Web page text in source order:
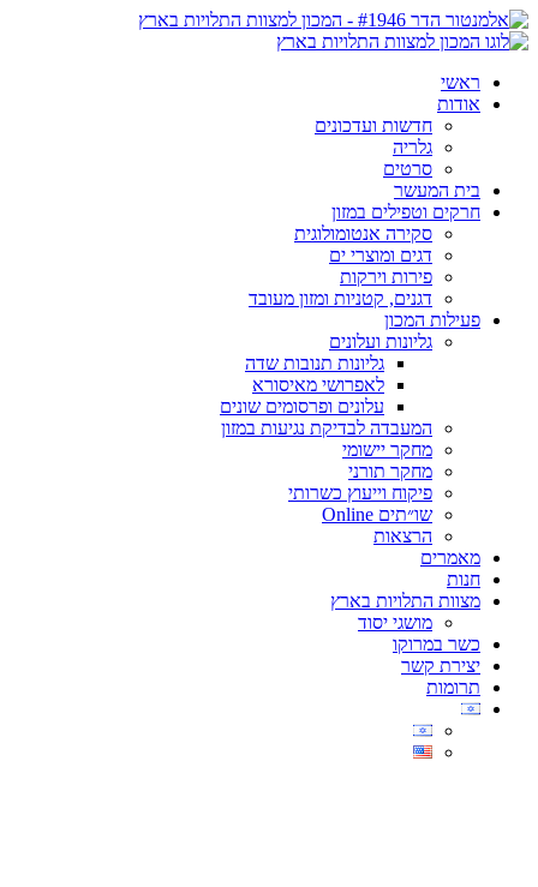
ראשי
אודות
חדשות ועדכונים
גלריה
סרטים
בית המעשר
חרקים וטפילים במזון
סקירה אנטומולוגית
דגים ומוצרי ים
פירות וירקות
דגנים, קטניות ומזון מעובד
פעילות המכון
גליונות ועלונים
גליונות תנובות שדה
לאפרושי מאיסורא
עלונים ופרסומים שונים
המעבדה לבדיקת נגיעות במזון
מחקר יישומי
מחקר תורני
פיקוח וייעוץ כשרותי
שו״תים Online
הרצאות
מאמרים
חנות
מצוות התלויות בארץ
מושגי יסוד
כשר במרוקו
יצירת קשר
תרומות